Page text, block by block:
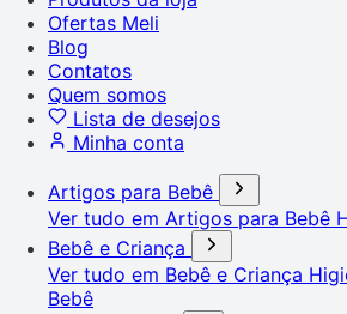
Ofertas Meli
Blog
Contatos
Quem somos
Lista de desejos
Minha conta
Artigos para Bebê
Ver tudo em Artigos para Bebê
Bebê e Criança
Ver tudo em Bebê e Criança
Bebê